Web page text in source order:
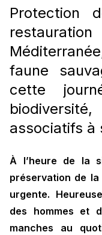
Protection
faune
cette
associatifs à
À l’heure de la
préservation de la
urgente.
des hommes et
manches au